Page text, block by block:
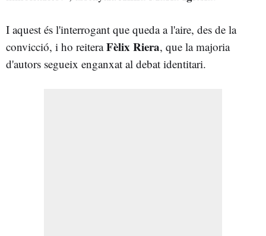
I aquest és l'interrogant que queda a l'aire, des de la
convicció, i ho reiteraFèlix Riera, que la majoria
d'autors segueix enganxat al debat identitari.